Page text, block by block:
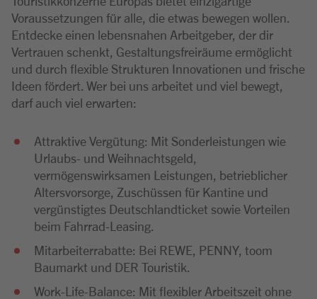
Voraussetzungen für alle, die etwas bewegen wollen.
Entdecke einen lebensnahen Arbeitgeber, der dir
Vertrauen schenkt, Gestaltungsfreiräume ermöglicht
und durch flexible Strukturen Innovationen und frische
Ideen fördert. Wer bei uns arbeitet und viel bewegt,
darf auch viel erwarten:
Attraktive Vergütung: Mit Sonderleistungen wie
Urlaubs- und Weihnachtsgeld,
vermögenswirksamen Leistungen, betrieblicher
Altersvorsorge, Zuschüssen für Kantine und
vergünstigtes Deutschlandticket sowie Vorteilen
beim Fahrrad-Leasing.
Mitarbeiterrabatte: Bei REWE, PENNY, toom
Baumarkt und DER Touristik.
Work-Life-Balance: Mit flexibler Arbeitszeit ohne